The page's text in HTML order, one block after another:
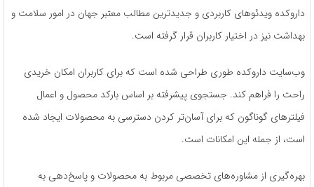
داروکده ویدئوهای کاربردی و جدیدترین مطالب معتبر جهان در امور سلامت و
بهداشت نیز در اختیار کاربران قرار گرفته است.
وب‌سایت داروکده طوری طراحی شده است که برای کاربران امکان خریدی
راحت را فراهم کند. جستجوی پیشرفته بر اساس بارکد محصول و اعمال
فیلترهای گوناگون که برای آسان‌تر کردن دسترسی به محصولات ایجاد شده
است، از جمله این امکانات است.
بهره‌گیری از مشاوره‌های تخصصی مربوط به محصولات و پاسخ‌دهی به